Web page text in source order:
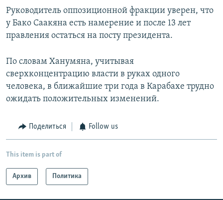
Руководитель оппозиционной фракции уверен, что
у Бако Саакяна есть намерение и после 13 лет
правления остаться на посту президента.
По словам Ханумяна, учитывая
сверхконцентрацию власти в руках одного
человека, в ближайшие три года в Карабахе трудно
ожидать положительных изменений.
Поделиться Follow us
This item is part of
Архив Политика